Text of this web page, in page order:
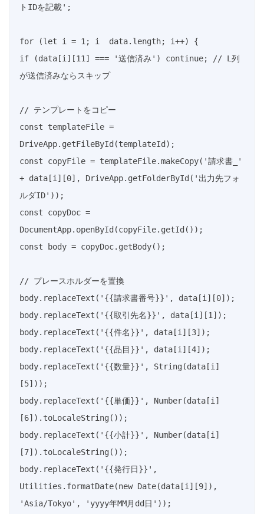
トIDを記載';
for (let i = 1; i  data.length; i++) {
if (data[i][11] === '送信済み') continue; // L列
が送信済みならスキップ
// テンプレートをコピー
const templateFile =
DriveApp.getFileById(templateId);
const copyFile = templateFile.makeCopy('請求書_'
+ data[i][0], DriveApp.getFolderById('出力先フォ
ルダID'));
const copyDoc =
DocumentApp.openById(copyFile.getId());
const body = copyDoc.getBody();
// プレースホルダーを置換
body.replaceText('{{請求書番号}}', data[i][0]);
body.replaceText('{{取引先名}}', data[i][1]);
body.replaceText('{{件名}}', data[i][3]);
body.replaceText('{{品目}}', data[i][4]);
body.replaceText('{{数量}}', String(data[i]
[5]));
body.replaceText('{{単価}}', Number(data[i]
[6]).toLocaleString());
body.replaceText('{{小計}}', Number(data[i]
[7]).toLocaleString());
body.replaceText('{{発行日}}',
Utilities.formatDate(new Date(data[i][9]),
'Asia/Tokyo', 'yyyy年MM月dd日'));